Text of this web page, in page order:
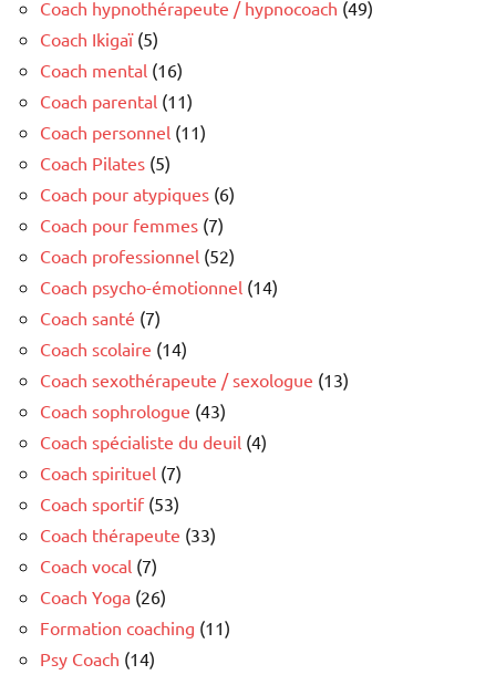
Coach hypnothérapeute / hypnocoach (49)
Coach Ikigaï(5)
Coach mental (16)
Coach parental (11)
Coach personnel (11)
Coach Pilates (5)
Coach pour atypiques (6)
Coach pour femmes (7)
Coach professionnel (52)
Coach psycho-émotionnel (14)
Coach santé (7)
Coach scolaire (14)
Coach sexothérapeute / sexologue (13)
Coach sophrologue (43)
Coach spécialiste du deuil (4)
Coach spirituel (7)
Coach sportif(53)
Coach thérapeute (33)
Coach vocal (7)
Coach Yoga (26)
Formation coaching (11)
Psy Coach (14)